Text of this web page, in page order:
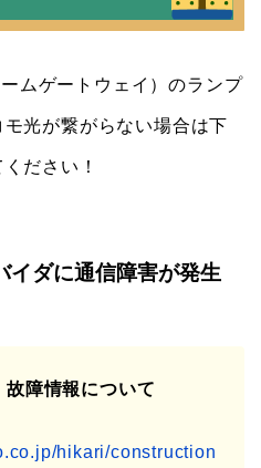
ムゲートウェイ）のランプ
光が繋がらない場合は下
ださい！
イダに通信障害が発生
故障情報について
hikari/construction